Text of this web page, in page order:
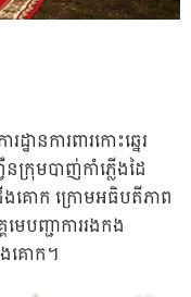
ឋានការពារកោះឆ្នេរ
ក្រុមបាញ់កាំភ្លើងដៃ
គោក ក្រោមអធិបតីភាព
បញ្ជាការរងកង
ងគោក។